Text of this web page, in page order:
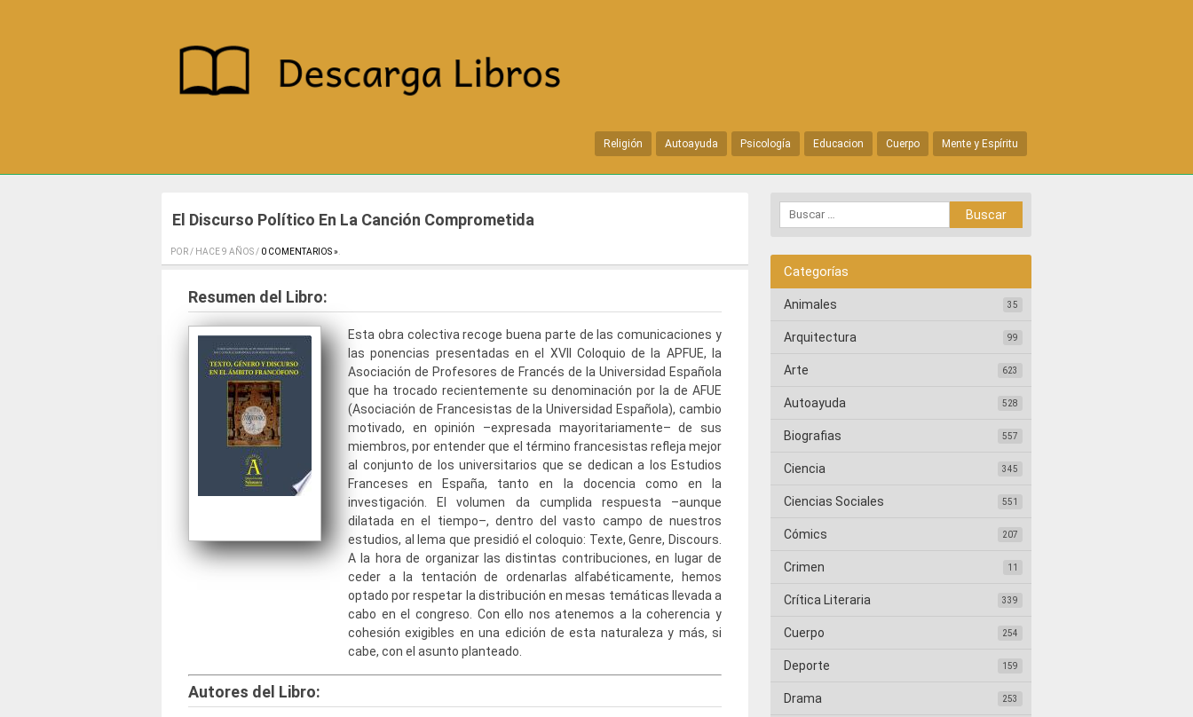
Religión Autoayuda Psicología Educacion Cuerpo Mente y Espíritu
El Discurso Político En La Canción Comprometida
POR / HACE 9 AÑOS / 0 COMENTARIOS »
Resumen del Libro:
Esta obra colectiva recoge buena parte de las comunicaciones y
las ponencias presentadas en el XVII Coloquio de la APFUE, la
Asociación de Profesores de Francés de la Universidad Española
que ha trocado recientemente su denominación por la de AFUE
(Asociación de Francesistas de la Universidad Española), cambio
motivado, en opinión –expresada mayoritariamente– de sus
miembros, por entender que el término francesistas refleja mejor
al conjunto de los universitarios que se dedican a los Estudios
Franceses en España, tanto en la docencia como en la
investigación. El volumen da cumplida respuesta –aunque
dilatada en el tiempo–, dentro del vasto campo de nuestros
estudios, al lema que presidió el coloquio: Texte, Genre, Discours.
A la hora de organizar las distintas contribuciones, en lugar de
ceder a la tentación de ordenarlas alfabéticamente, hemos
optado por respetar la distribución en mesas temáticas llevada a
cabo en el congreso. Con ello nos atenemos a la coherencia y
cohesión exigibles en una edición de esta naturaleza y más, si
cabe, con el asunto planteado.
Autores del Libro:
Categorías
Animales 35
Arquitectura 99
Arte 623
Autoayuda 528
Biografias 557
Ciencia 345
Ciencias Sociales 551
Cómics 207
Crimen 11
Crítica Literaria 339
Cuerpo 254
Deporte 159
Drama 253